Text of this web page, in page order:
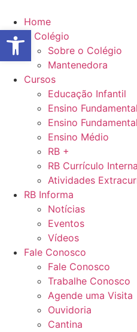
para
conteúdo
Home
O Colégio
Sobre o Colégio
Mantenedora
Cursos
Educação Infantil
Ensino
Ensino
Ensino Médio
RB +
RB Currículo
Atividades
RB Informa
Notícias
Eventos
Vídeos
Fale Conosco
Fale Conosco
Trabalhe Conosco
Agende uma Visita
Ouvidoria
Cantina
Abrir a barra de ferramentas